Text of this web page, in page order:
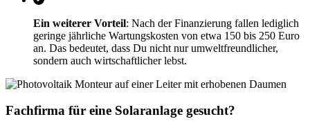
Ein weiterer Vorteil: Nach der Finanzierung fallen lediglich
geringe jährliche Wartungskosten von etwa 150 bis 250 Euro
an. Das bedeutet, dass Du nicht nur umweltfreundlicher,
sondern auch wirtschaftlicher lebst.
Fachfirma für eine Solaranlage gesucht?